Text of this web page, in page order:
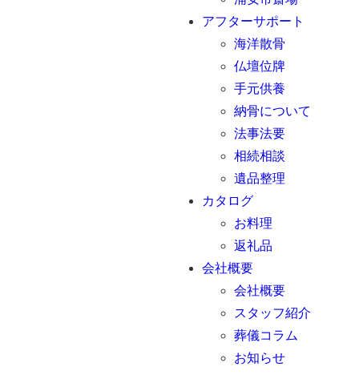
アフターサポート
海洋散骨
仏壇位牌
手元供養
納骨について
法事法要
相続相談
遺品整理
カタログ
お料理
返礼品
会社概要
会社概要
スタッフ紹介
葬儀コラム
お知らせ